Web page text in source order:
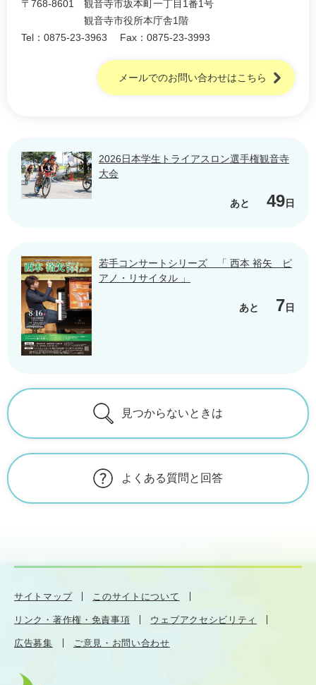
〒768-8601
観音寺市坂本町一丁目1番1号
観音寺市役所本庁舎1階
Tel：0875-23-3963
Fax：0875-23-3993
メールでのお問い合わせはこちら
2026日本学生トライアスロン選手権観音寺
大会
あと 49日
若手コンサートシリーズ 「 西本 裕矢 ピ
アノ・リサイタル 」
あと 7日
見つからないときは
よくある質問と回答
サイトマップ このサイトについて
リンク・著作権・免責事項 ウェブアクセシビリティ
広告募集 ご意見・お問い合わせ